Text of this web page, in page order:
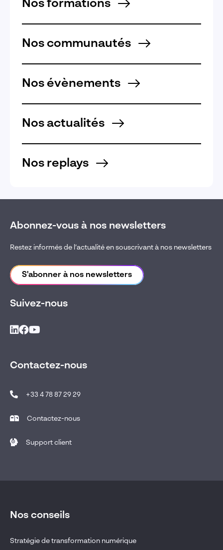
Nos formations
Nos communautés
Nos évènements
Nos actualités
Nos replays
Abonnez-vous à nos newsletters
Restez informés de l’actualité en souscrivant à nos newsletters
S'abonner à nos newsletters
Suivez-nous
Contactez-nous
+33 4 78 87 29 29
Contactez-nous
Support client
Nos conseils
Stratégie de transformation numérique